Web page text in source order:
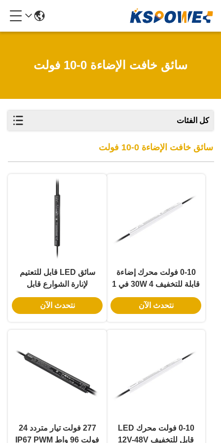
سائق خافت الإضاءة 0-10 فولت
كل الفئات
سائق خافت الإضاءة 0-10 فولت
0-10 فولت محرك إضاءة
قابلة للتخفيف 30W 4 في 1
محولات إضاءة قابلة
للتخفيف 12 فولت خروجنتحدث الآن
سائق LED قابل للتعتيم
لإنارة الشوارع قابل
للتخصيص خرج 36 فولت 60
نتحدث الآن
0-10 فولت محرك LED
قابل للتخفيف 12V-48V
277 فولت تيار متردد 24
فولت 96 واط IP67 PWM